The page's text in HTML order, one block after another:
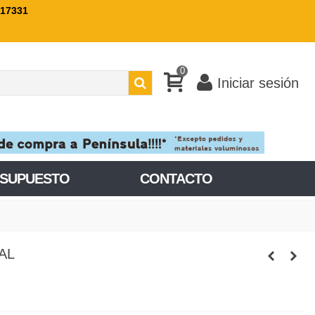
0
Iniciar sesión
CONTACTO